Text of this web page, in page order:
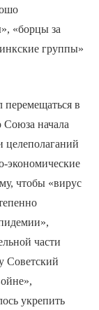
«борцы за
группы»
в
Союза начала
целеполаганий
экономические
чтобы «вирус
части
Cоветский
укрепить